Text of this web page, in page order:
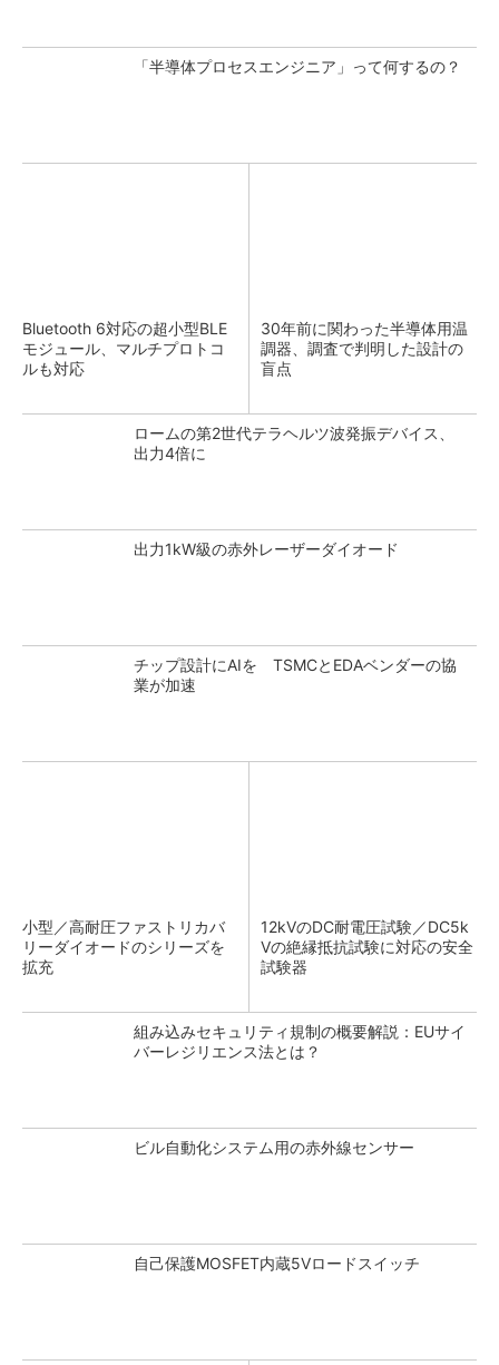
「半導体プロセスエンジニア」って何するの？
Bluetooth 6対応の超小型BLE
モジュール、マルチプロトコ
ルも対応
30年前に関わった半導体用温
調器、調査で判明した設計の
盲点
ロームの第2世代テラヘルツ波発振デバイス、
出力4倍に
出力1kW級の赤外レーザーダイオード
チップ設計にAIを TSMCとEDAベンダーの協
業が加速
小型／高耐圧ファストリカバ
リーダイオードのシリーズを
拡充
12kVのDC耐電圧試験／DC5k
Vの絶縁抵抗試験に対応の安全
試験器
組み込みセキュリティ規制の概要解説：EUサイ
バーレジリエンス法とは？
ビル自動化システム用の赤外線センサー
自己保護MOSFET内蔵5Vロードスイッチ